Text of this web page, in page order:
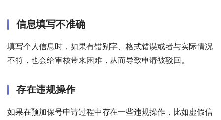
信息填写不准确
填写个人信息时，如果有错别字、格式错误或者与实际情况
不符，也会给审核带来困难，从而导致申请被驳回。
存在违规操作
如果在预加保号申请过程中存在一些违规操作，比如虚假信